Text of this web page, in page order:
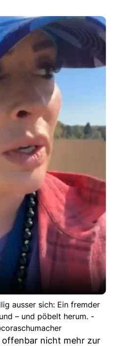
ausser sich: Ein fremder
– und pöbelt herum. -
nicht mehr zur